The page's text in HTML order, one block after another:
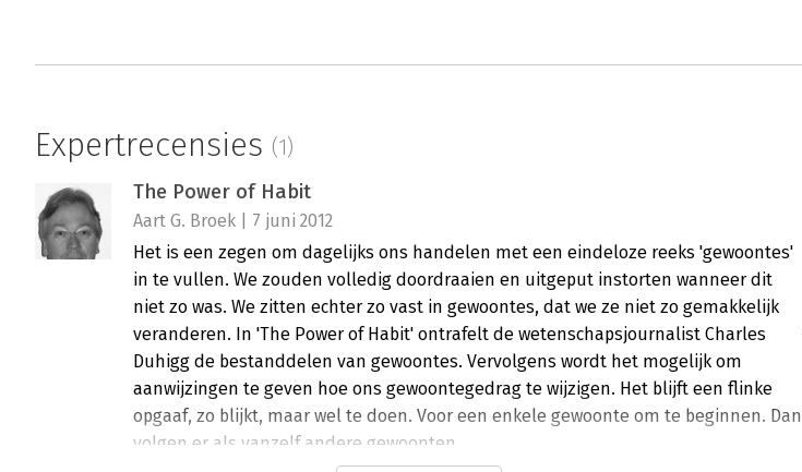
Expertrecensies (1)
The Power of Habit
Aart G. Broek | 7 juni 2012
Het is een zegen om dagelijks ons handelen met een eindeloze reeks 'gewoontes'
in te vullen. We zouden volledig doordraaien en uitgeput instorten wanneer dit
niet zo was. We zitten echter zo vast in gewoontes, dat we ze niet zo gemakkelijk
veranderen. In 'The Power of Habit' ontrafelt de wetenschapsjournalist Charles
Duhigg de bestanddelen van gewoontes. Vervolgens wordt het mogelijk om
aanwijzingen te geven hoe ons gewoontegedrag te wijzigen. Het blijft een flinke
opgaaf, zo blijkt, maar wel te doen. Voor een enkele gewoonte om te beginnen. Dan
volgen er als vanzelf andere gewoonten.